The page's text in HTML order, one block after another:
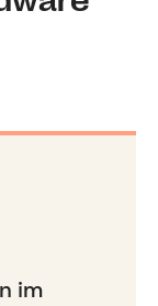
im